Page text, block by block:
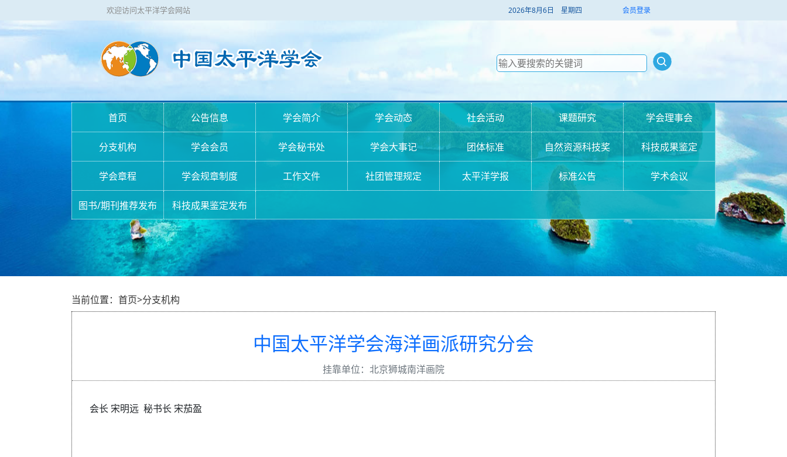
欢迎访问太平洋学会网站 2026年8月6日 星期四 会员登录
首页 公告信息 学会简介 学会动态 社会活动 课题研究 学会理事会
分支机构 学会会员 学会秘书处 学会大事记 团体标准 自然资源科技奖 科技成果鉴定
学会章程 学会规章制度 工作文件 社团管理规定 太平洋学报 标准公告 学术会议
图书/期刊推荐发布 科技成果鉴定发布
当前位置：首页>分支机构
中国太平洋学会海洋画派研究分会
挂靠单位：北京狮城南洋画院
会长 宋明远 秘书长 宋茄盈